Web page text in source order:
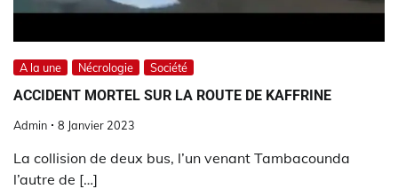
A la une Nécrologie Société
ACCIDENT MORTEL SUR LA ROUTE DE KAFFRINE
Admin 8 Janvier 2023
La collision de deux bus, l’un venant Tambacounda
l’autre de […]